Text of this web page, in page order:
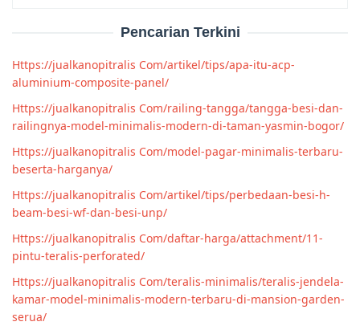
Pencarian Terkini
Https://jualkanopitralis Com/artikel/tips/apa-itu-acp-
aluminium-composite-panel/
Https://jualkanopitralis Com/railing-tangga/tangga-besi-dan-
railingnya-model-minimalis-modern-di-taman-yasmin-bogor/
Https://jualkanopitralis Com/model-pagar-minimalis-terbaru-
beserta-harganya/
Https://jualkanopitralis Com/artikel/tips/perbedaan-besi-h-
beam-besi-wf-dan-besi-unp/
Https://jualkanopitralis Com/daftar-harga/attachment/11-
pintu-teralis-perforated/
Https://jualkanopitralis Com/teralis-minimalis/teralis-jendela-
kamar-model-minimalis-modern-terbaru-di-mansion-garden-
serua/